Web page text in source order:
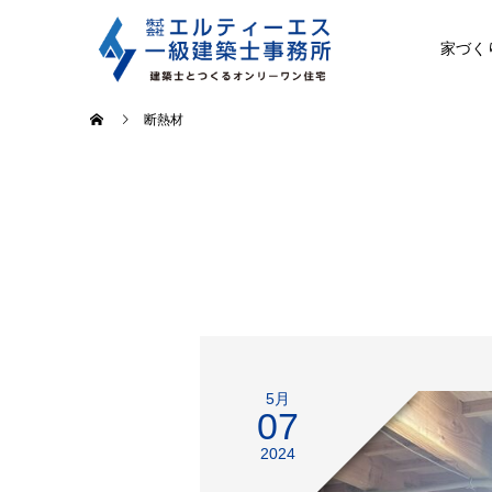
家づく
断熱材
5月
07
2024